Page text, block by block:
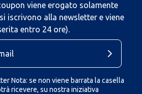
viene erogato solamente
iscrivono alla newsletter e viene
entro 24 ore).
Nota: se non viene barrata la casella
ricevere, su nostra iniziativa